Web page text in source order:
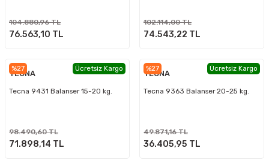
104.880,96 TL
76.563,10 TL
102.114,00 TL
74.543,22 TL
%27 Ücretsiz Kargo
TECNA
Tecna 9431 Balanser 15-20 kg.
98.490,60 TL
71.898,14 TL
%27 Ücretsiz Kargo
TECNA
Tecna 9363 Balanser 20-25 kg.
49.871,16 TL
36.405,95 TL